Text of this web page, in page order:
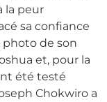
la peur
sa confiance
photo de son
et, pour la
été testé
Chokwiro a